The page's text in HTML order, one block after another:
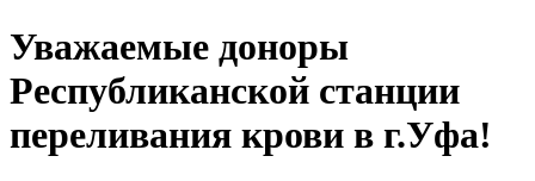
Уважаемые доноры
Республиканской станции
переливания крови в г.Уфа!